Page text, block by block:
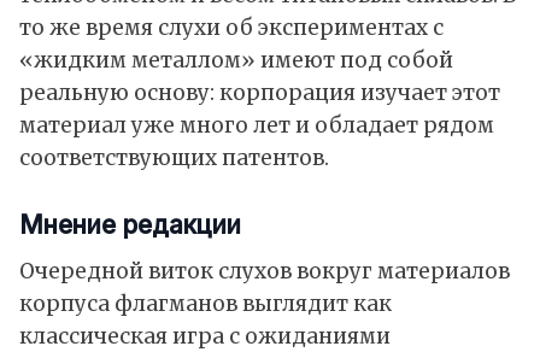
то же время слухи об экспериментах с
«жидким металлом» имеют под собой
реальную основу: корпорация изучает этот
материал уже много лет и обладает рядом
соответствующих патентов.
Мнение редакции
Очередной виток слухов вокруг материалов
корпуса флагманов выглядит как
классическая игра с ожиданиями